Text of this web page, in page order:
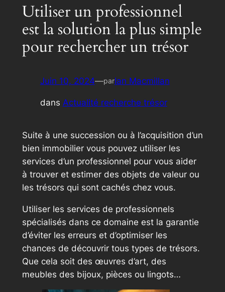
Utiliser un professionnel
est la solution la plus simple
pour rechercher un trésor
Juin 10, 2024—parIan Macmillan
dans Actualité recherche trésor
Suite à une succession ou à l’acquisition d’un
bien immobilier vous pouvez utiliser les
services d’un professionnel pour vous aider
à trouver et estimer des objets de valeur ou
les trésors qui sont cachés chez vous.
Utiliser les services de professionnels
spécialisés dans ce domaine est la garantie
d’éviter les erreurs et d’optimiser les
chances de découvrir tous types de trésors.
Que cela soit des œuvres d’art, des
meubles des bijoux, pièces ou lingots…